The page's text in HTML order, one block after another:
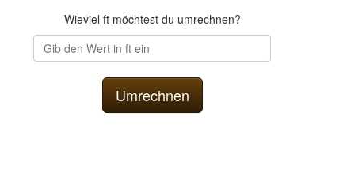
Wieviel ft möchtest du umrechnen?